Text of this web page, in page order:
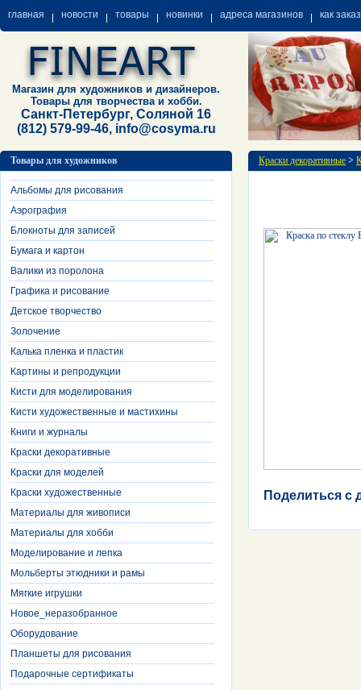
главная новости товары новинки адреса магазинов как
Магазин для художников и дизайнеров.
Товары для творчества и хобби.
Санкт-Петербург, Соляной 16
(812) 579-99-46, info@cosyma.ru
Товары для художников
Альбомы для рисования
Аэрография
Блокноты для записей
Бумага и картон
Валики из поролона
Графика и рисование
Детское творчество
Золочение
Калька пленка и пластик
Картины и репродукции
Кисти для моделирования
Кисти художественные и мастихины
Книги и журналы
Краски декоративные
Краски для моделей
Краски художественные
Материалы для живописи
Материалы для хобби
Моделирование и лепка
Мольберты этюдники и рамы
Мягкие игрушки
Новое_неразобранное
Оборудование
Планшеты для рисования
Подарочные сертификаты
Краски декоративные >
Поделиться с